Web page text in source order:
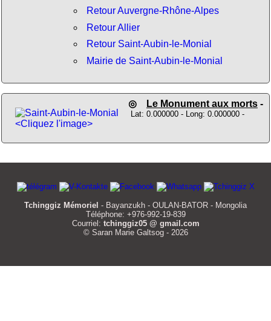
Retour Auvergne-Rhône-Alpes
Retour Allier
Retour Saint-Aubin-le-Monial
Mairie de Saint-Aubin-le-Monial
<Cliquez l'image>
◎ Le Monument aux morts-
Lat: 0.000000 - Long: 0.000000 -
Tchinggiz Mémoriel - Bayanzukh - OULAN-BATOR - Mongolia
Téléphone: +976-992-19-839
Courriel: tchinggiz05 @ gmail.com
© Saran Marie Galtsog - 2026